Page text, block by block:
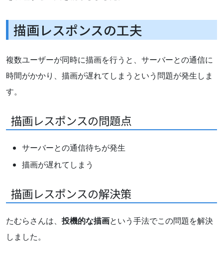
描画レスポンスの工夫
複数ユーザーが同時に描画を行うと、サーバーとの通信に
時間がかかり、描画が遅れてしまうという問題が発生しま
す。
描画レスポンスの問題点
サーバーとの通信待ちが発生
描画が遅れてしまう
描画レスポンスの解決策
たむらさんは、 投機的な描画という手法でこの問題を解決
しました。